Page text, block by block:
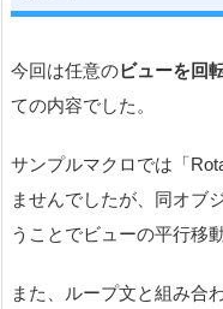
今回は任意のビューを回
ての内容でした。
サンプルマクロでは「
ませんでしたが、同オブ
うことでビューの平行移
また、ループ文と組み合